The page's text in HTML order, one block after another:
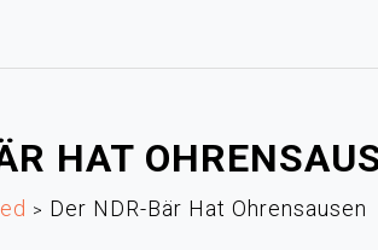
HAT
> Der NDR-Bär Hat Ohrensausen